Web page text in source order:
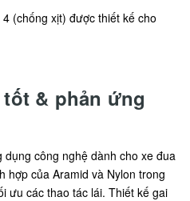
(chống xịt) được thiết kế cho
& phản ứng
công nghệ dành cho xe đua
hợp của Aramid và Nylon trong
ưu các thao tác lái. Thiết kế gai